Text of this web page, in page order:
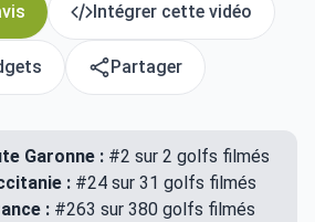
Intégrer cette vidéo
Partager
Garonne :#2 sur 2 golfs filmés
: #24 sur 31 golfs filmés
: #263 sur 380 golfs filmés